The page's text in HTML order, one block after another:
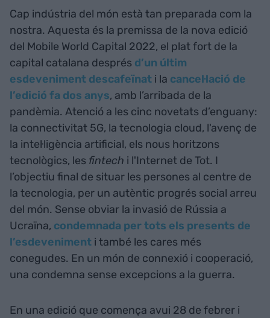
Cap indústria del món està tan preparada com la
nostra. Aquesta és la premissa de la nova edició
del Mobile World Capital 2022, el plat fort de la
capital catalana després d’un últim
esdeveniment descafeïnat i la cancel·lació de
l’edició fa dos anys, amb l’arribada de la
pandèmia. Atenció a les cinc novetats d’enguany:
la connectivitat 5G, la tecnologia cloud, l'avenç de
la intel·ligència artificial, els nous horitzons
tecnològics, les fintech i l'Internet de Tot. I
l’objectiu final de situar les persones al centre de
la tecnologia, per un autèntic progrés social arreu
del món. Sense obviar la invasió de Rússia a
Ucraïna, condemnada per tots els presents de
l’esdeveniment i també les cares més
conegudes. En un món de connexió i cooperació,
una condemna sense excepcions a la guerra.
En una edició que comença avui 28 de febrer i